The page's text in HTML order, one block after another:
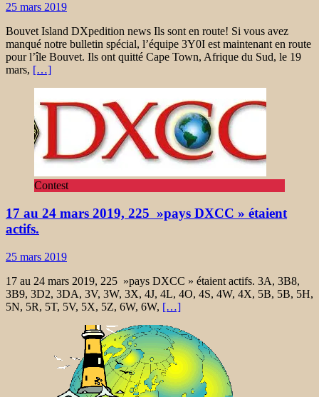
25 mars 2019
Bouvet Island DXpedition news Ils sont en route! Si vous avez
manqué notre bulletin spécial, l’équipe 3Y0I est maintenant en route
pour l’île Bouvet. Ils ont quitté Cape Town, Afrique du Sud, le 19
mars, […]
Contest
17 au 24 mars 2019, 225 »pays DXCC » étaient
actifs.
25 mars 2019
17 au 24 mars 2019, 225 »pays DXCC » étaient actifs. 3A, 3B8,
3B9, 3D2, 3DA, 3V, 3W, 3X, 4J, 4L, 4O, 4S, 4W, 4X, 5B, 5B, 5H,
5N, 5R, 5T, 5V, 5X, 5Z, 6W, 6W, […]